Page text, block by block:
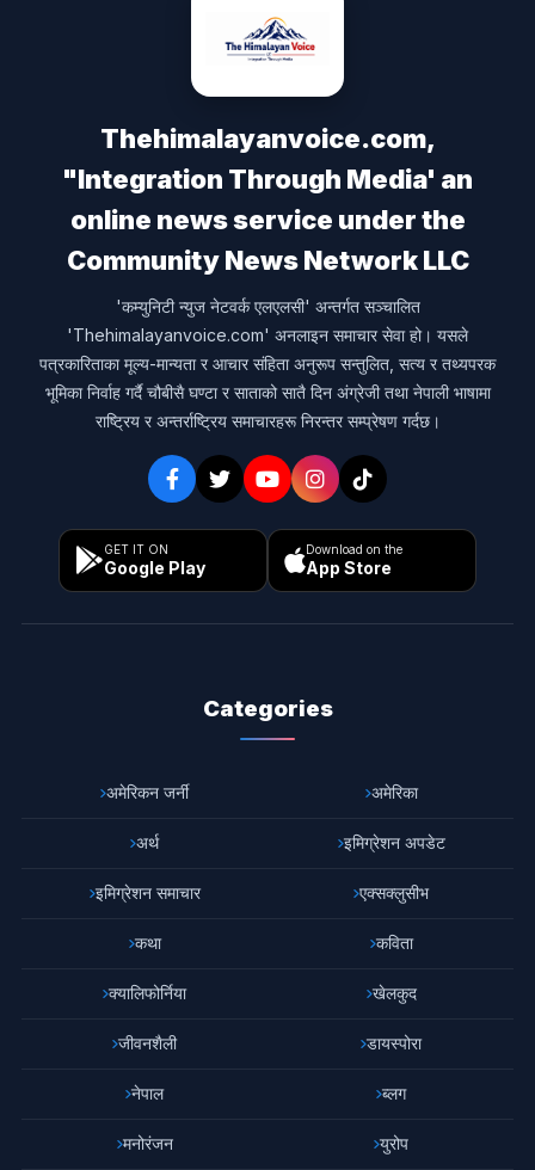
Thehimalayanvoice.com,
"Integration Through Media' an
online news service under the
Community News Network LLC
'कम्युनिटी न्युज नेटवर्क एलएलसी' अन्तर्गत सञ्चालित
'Thehimalayanvoice.com' अनलाइन समाचार सेवा हो। यसले
पत्रकारिताका मूल्य-मान्यता र आचार संहिता अनुरूप सन्तुलित, सत्य र तथ्यपरक
भूमिका निर्वाह गर्दै चौबीसै घण्टा र साताको सातै दिन अंग्रेजी तथा नेपाली भाषामा
राष्ट्रिय र अन्तर्राष्ट्रिय समाचारहरू निरन्तर सम्प्रेषण गर्दछ।
GET IT ON
Google Play
Download on the
App Store
Categories
अमेरिकन जर्नी अमेरिका
अर्थ इमिग्रेशन अपडेट
इमिग्रेशन समाचार एक्सक्लुसीभ
कथा कविता
क्यालिफोर्निया खेलकुद
जीवनशैली डायस्पोरा
नेपाल ब्लग
मनोरंजन युरोप